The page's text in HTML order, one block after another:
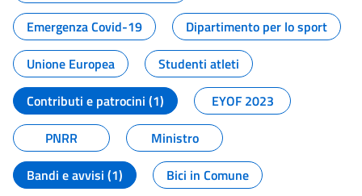
Emergenza Covid-19
Dipartimento per lo sport
Unione Europea
Studenti atleti
Contributi e patrocini (1)
EYOF 2023
PNRR
Ministro
Bandi e avvisi (1)
Bici in Comune